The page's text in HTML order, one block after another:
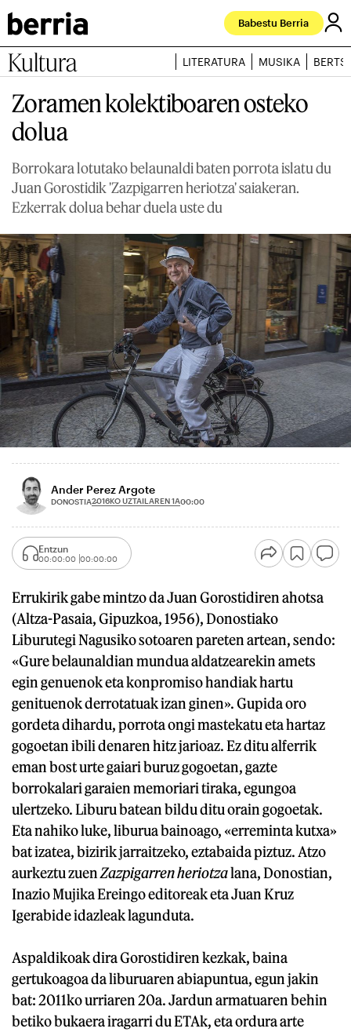
Babestu Berria
Kultura LITERATURA MUSIKA
Zoramen kolektiboaren osteko
dolua
Borrokara lotutako belaunaldi baten porrota islatu du
Juan Gorostidik 'Zazpigarren heriotza' saiakeran.
Ezkerrak dolua behar duela uste du
Ander Perez Argote
DONOSTIA2016KO UZTAILAREN 1A00:00
Entzun
00:00:00 00:00:00
Errukirik gabe mintzo da Juan Gorostidiren ahotsa
(Altza-Pasaia, Gipuzkoa, 1956), Donostiako
Liburutegi Nagusiko sotoaren pareten artean, sendo:
«Gure belaunaldian mundua aldatzearekin amets
egin genuenok eta konpromiso handiak hartu
genituenok derrotatuak izan ginen». Gupida oro
gordeta dihardu, porrota ongi mastekatu eta hartaz
gogoetan ibili denaren hitz jarioaz. Ez ditu alferrik
eman bost urte gaiari buruz gogoetan, gazte
borrokalari garaien memoriari tiraka, egungoa
ulertzeko. Liburu batean bildu ditu orain gogoetak.
Eta nahiko luke, liburua bainoago, «erreminta kutxa»
bat izatea, bizirik jarraitzeko, eztabaida piztuz. Atzo
aurkeztu zuenZazpigarren heriotzalana, Donostian,
Inazio Mujika Ereingo editoreak eta Juan Kruz
Igerabide idazleak lagunduta.
Aspaldikoak dira Gorostidiren kezkak, baina
gertukoagoa da liburuaren abiapuntua, egun jakin
bat: 2011ko urriaren 20a. Jardun armatuaren behin
betiko bukaera iragarri du ETAk, eta ordura arte